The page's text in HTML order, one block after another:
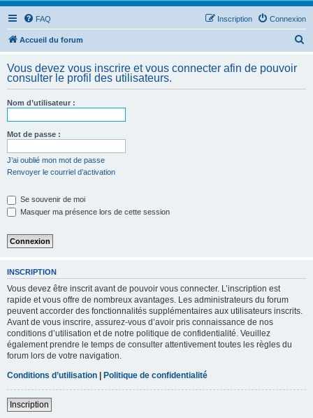
FAQ Connexion
Inscription
Accueil du forum
h
Vous devez vous inscrire et vous connecter afin de pouvoir
consulter le profil des utilisateurs.
Nom d’utilisateur :
Mot de passe :
J’ai oublié mon mot de passe
Renvoyer le courriel d’activation
Se souvenir de moi
Masquer ma présence lors de cette session
INSCRIPTION
Vous devez être inscrit avant de pouvoir vous connecter. L’inscription est
rapide et vous offre de nombreux avantages. Les administrateurs du forum
peuvent accorder des fonctionnalités supplémentaires aux utilisateurs inscrits.
Avant de vous inscrire, assurez-vous d’avoir pris connaissance de nos
conditions d’utilisation et de notre politique de confidentialité. Veuillez
également prendre le temps de consulter attentivement toutes les règles du
forum lors de votre navigation.
Conditions d’utilisation | Politique de confidentialité
Inscription